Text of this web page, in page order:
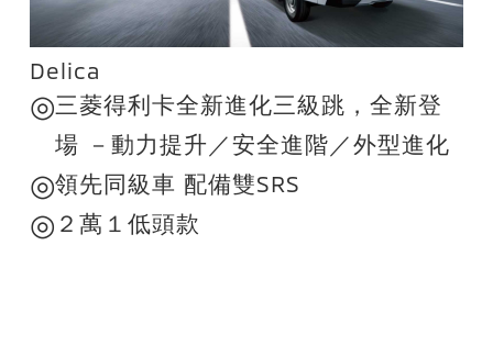
Delica
◎三菱得利卡全新進化三級跳，全新登
場 －動力提升／安全進階／外型進化
◎領先同級車 配備雙SRS
◎ ２萬１低頭款